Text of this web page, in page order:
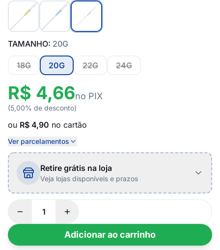
TAMANHO: 20G
18G 20G 22G 24G
R$ 4,66no PIX
(5,00% de desconto)
ou R$ 4,90 no cartão
Ver parcelamentos
Retire grátis na loja
Veja lojas disponíveis e prazos
Adicionar ao carrinho